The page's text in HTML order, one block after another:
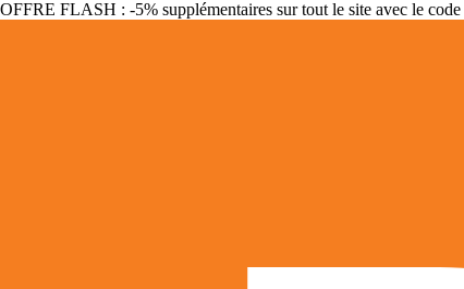
OFFRE FLASH : -5% supplémentaires sur tout le site avec le code